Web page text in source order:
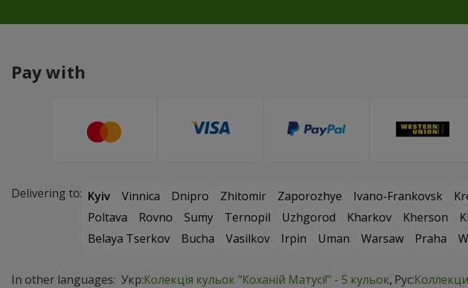
Pay with
Delivering to: Kyiv Vinnica Dnipro Zhitomir Zaporozhye Ivano-Frankovsk
Poltava
Rovno Sumy Ternopil Uzhgorod Kharkov Kherson
Belaya Tserkov
Bucha Vasilkov Irpin Uman Warsaw Praha
In other languages: Укр:Колекція кульок "Коханій Матусі!" - 5 кульок Рус: